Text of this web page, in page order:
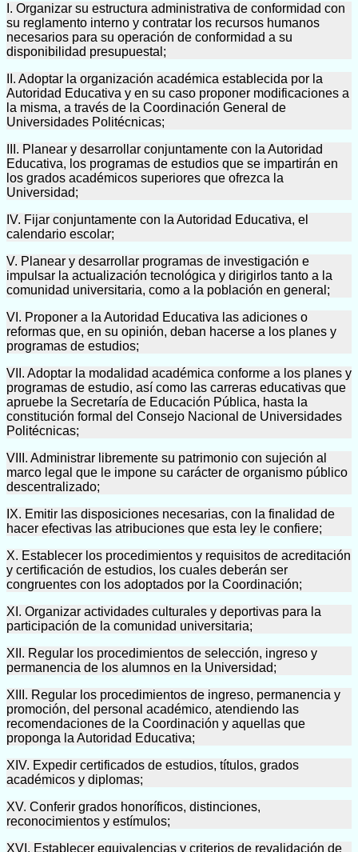
I. Organizar su estructura administrativa de conformidad con
su reglamento interno y contratar los recursos humanos
necesarios para su operación de conformidad a su
disponibilidad presupuestal;
II. Adoptar la organización académica establecida por la
Autoridad Educativa y en su caso proponer modificaciones a
la misma, a través de la Coordinación General de
Universidades Politécnicas;
III. Planear y desarrollar conjuntamente con la Autoridad
Educativa, los programas de estudios que se impartirán en
los grados académicos superiores que ofrezca la
Universidad;
IV. Fijar conjuntamente con la Autoridad Educativa, el
calendario escolar;
V. Planear y desarrollar programas de investigación e
impulsar la actualización tecnológica y dirigirlos tanto a la
comunidad universitaria, como a la población en general;
VI. Proponer a la Autoridad Educativa las adiciones o
reformas que, en su opinión, deban hacerse a los planes y
programas de estudios;
VII. Adoptar la modalidad académica conforme a los planes y
programas de estudio, así como las carreras educativas que
apruebe la Secretaría de Educación Pública, hasta la
constitución formal del Consejo Nacional de Universidades
Politécnicas;
VIII. Administrar libremente su patrimonio con sujeción al
marco legal que le impone su carácter de organismo público
descentralizado;
IX. Emitir las disposiciones necesarias, con la finalidad de
hacer efectivas las atribuciones que esta ley le confiere;
X. Establecer los procedimientos y requisitos de acreditación
y certificación de estudios, los cuales deberán ser
congruentes con los adoptados por la Coordinación;
XI. Organizar actividades culturales y deportivas para la
participación de la comunidad universitaria;
XII. Regular los procedimientos de selección, ingreso y
permanencia de los alumnos en la Universidad;
XIII. Regular los procedimientos de ingreso, permanencia y
promoción, del personal académico, atendiendo las
recomendaciones de la Coordinación y aquellas que
proponga la Autoridad Educativa;
XIV. Expedir certificados de estudios, títulos, grados
académicos y diplomas;
XV. Conferir grados honoríficos, distinciones,
reconocimientos y estímulos;
XVI. Establecer equivalencias y criterios de revalidación de